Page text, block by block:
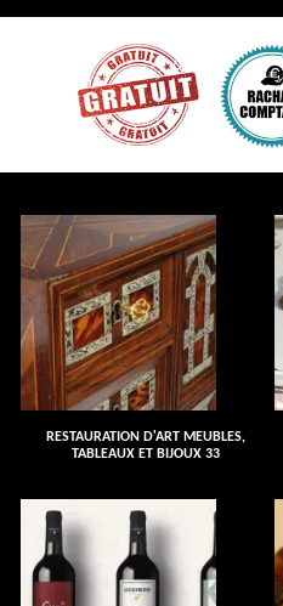
RESTAURATION D'ART MEUBLES,
TABLEAUX ET BIJOUX 33